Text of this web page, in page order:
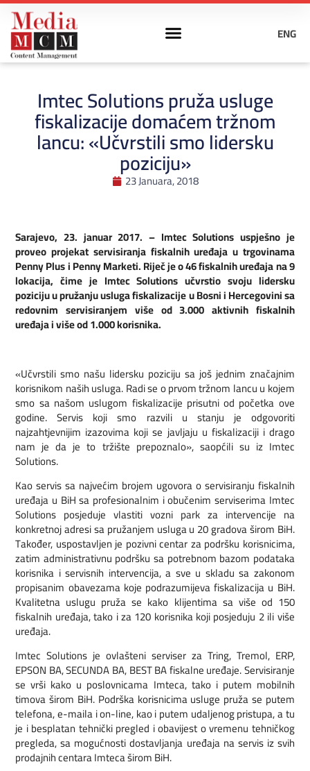
ENG
Imtec Solutions pruža usluge
fiskalizacije domaćem tržnom
lancu: «Učvrstili smo lidersku
poziciju»
23 Januara, 2018
Sarajevo, 23. januar 2017. – Imtec Solutions uspješno je
proveo projekat servisiranja fiskalnih uređaja u trgovinama
Penny Plus i Penny Marketi. Riječ je o 46 fiskalnih uređaja na 9
lokacija, čime je Imtec Solutions učvrstio svoju lidersku
poziciju u pružanju usluga fiskalizacije u Bosni i Hercegovini sa
redovnim servisiranjem više od 3.000 aktivnih fiskalnih
uređaja i više od 1.000 korisnika.
«Učvrstili smo našu lidersku poziciju sa još jednim značajnim
korisnikom naših usluga. Radi se o prvom tržnom lancu u kojem
smo sa našom uslugom fiskalizacije prisutni od početka ove
godine. Servis koji smo razvili u stanju je odgovoriti
najzahtjevnijim izazovima koji se javljaju u fiskalizaciji i drago
nam je da je to tržište prepoznalo», saopćili su iz Imtec
Solutions.
Kao servis sa najvećim brojem ugovora o servisiranju fiskalnih
uređaja u BiH sa profesionalnim i obučenim serviserima Imtec
Solutions posjeduje vlastiti vozni park za intervencije na
konkretnoj adresi sa pružanjem usluga u 20 gradova širom BiH.
Također, uspostavljen je pozivni centar za podršku korisnicima,
zatim administrativnu podršku sa potrebnom bazom podataka
korisnika i servisnih intervencija, a sve u skladu sa zakonom
propisanim obavezama koje podrazumijeva fiskalizacija u BiH.
Kvalitetna uslugu pruža se kako klijentima sa više od 150
fiskalnih uređaja, tako i za 120 korisnika koji posjeduju 2 ili više
uređaja.
Imtec Solutions je ovlašteni serviser za Tring, Tremol, ERP,
EPSON BA, SECUNDA BA, BEST BA fiskalne uređaje. Servisiranje
se vrši kako u poslovnicama Imteca, tako i putem mobilnih
timova širom BiH. Podrška korisnicima usluge pruža se putem
telefona, e-maila i on-line, kao i putem udaljenog pristupa, a tu
je i besplatan tehnički pregled i obavijest o vremenu tehničkog
pregleda, sa mogućnosti dostavljanja uređaja na servis iz svih
prodajnih centara Imteca širom BiH.